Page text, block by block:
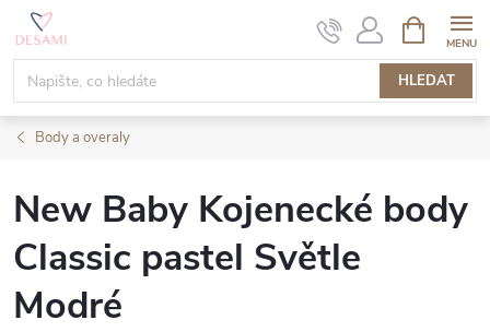
Přejít
obsah
HLEDAT
NÁKUPNÍ
KOŠÍK
Body a overaly
New Baby Kojenecké body
Classic pastel Světle
Modré